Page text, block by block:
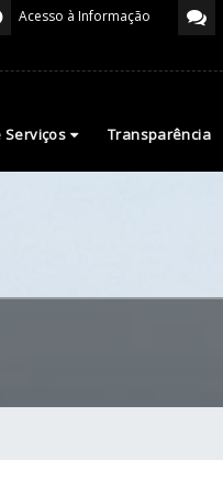
Acesso à Informação
Serviços Transparência